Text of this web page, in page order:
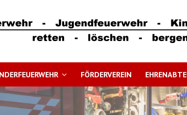
FÖRDERVEREIN